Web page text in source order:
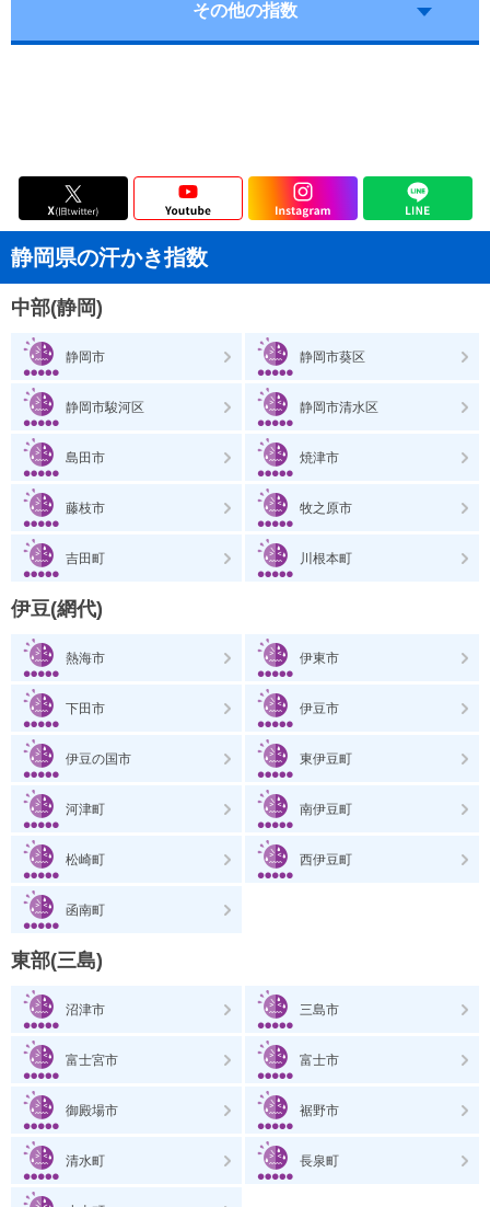
その他の指数
静岡県の汗かき指数
中部(静岡)
静岡市 静岡市葵区
静岡市駿河区 静岡市清水区
島田市 焼津市
藤枝市 牧之原市
吉田町 川根本町
伊豆(網代)
熱海市 伊東市
下田市 伊豆市
伊豆の国市 東伊豆町
河津町 南伊豆町
松崎町 西伊豆町
函南町
東部(三島)
沼津市 三島市
富士宮市 富士市
御殿場市 裾野市
清水町 長泉町